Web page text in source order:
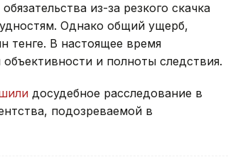
из-за резкого скачка
Однако общий ущерб,
тенге. В настоящее время
и полноты следствия.
досудебное расследование в
подозреваемой в